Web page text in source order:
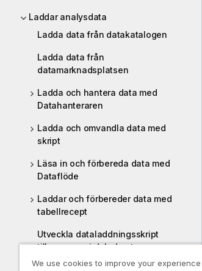
Laddar analysdata
Ladda data från datakatalogen
Ladda data från
datamarknadsplatsen
Ladda och hantera data med
Datahanteraren
Ladda och omvandla data med
skript
Läsa in och förbereda data med
Dataflöde
Laddar och förbereder data med
tabellrecept
Utveckla dataladdningsskript
tillsammans i delade utrymmen
We use cookies to improve your